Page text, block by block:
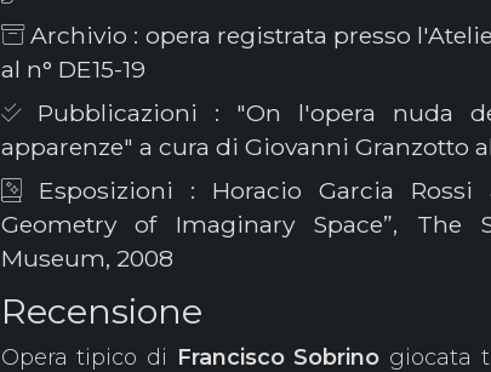
Archivio : opera registrata presso
al n° DE15-19
Pubblicazioni : "On l'opera nuda
apparenze" a cura di Giovanni Granzotto
Esposizioni : Horacio Garcia Rossi
Geometry of Imaginary Space”, The
Museum, 2008
Recensione
Opera tipico di Francisco Sobrino giocata